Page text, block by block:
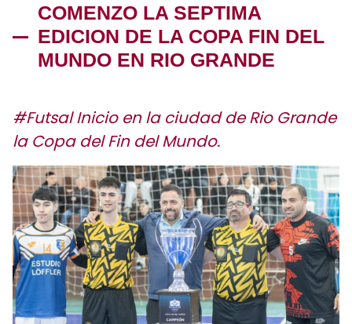
COMENZO LA SEPTIMA
EDICION DE LA COPA FIN DEL
MUNDO EN RIO GRANDE
#Futsal Inicio en la ciudad de Rio Grande
la Copa del Fin del Mundo.